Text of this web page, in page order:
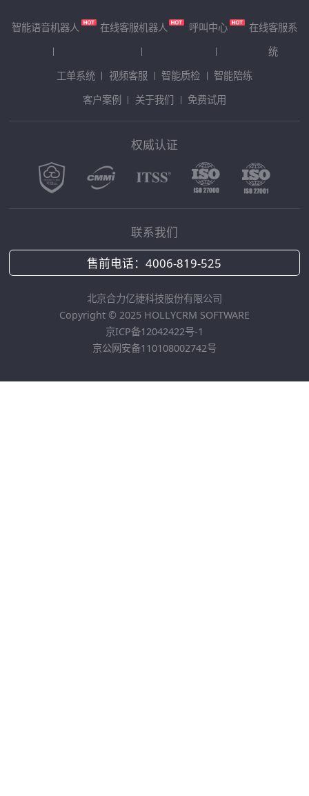
智能语音机器人 在线客服机器人 呼叫中心
在线客服系
统
工单系统
视频客服 智能质检
智能陪练
客户案例
关于我们 免费试用
权威认证
联系我们
售前电话：4006-819-525
北京合力亿捷科技股份有限公司
Copyright © 2025 HOLLYCRM SOFTWARE
京ICP备12042422号-1
京公网安备110108002742号